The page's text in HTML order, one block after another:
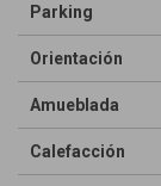
Parking
Orientación
Amueblada
Calefacción